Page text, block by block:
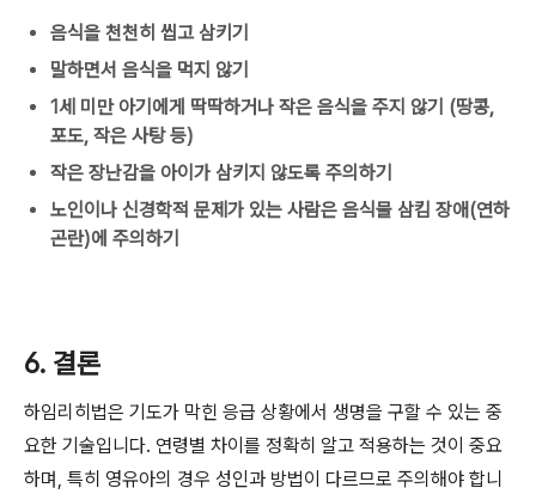
음식을 천천히 씹고 삼키기
말하면서 음식을 먹지 않기
1세 미만 아기에게 딱딱하거나 작은 음식을 주지 않기 (땅콩,
포도, 작은 사탕 등)
작은 장난감을 아이가 삼키지 않도록 주의하기
노인이나 신경학적 문제가 있는 사람은 음식물 삼킴 장애(연하
곤란)에 주의하기
6. 결론
하임리히법은 기도가 막힌 응급 상황에서 생명을 구할 수 있는 중
요한 기술입니다. 연령별 차이를 정확히 알고 적용하는 것이 중요
하며, 특히 영유아의 경우 성인과 방법이 다르므로 주의해야 합니